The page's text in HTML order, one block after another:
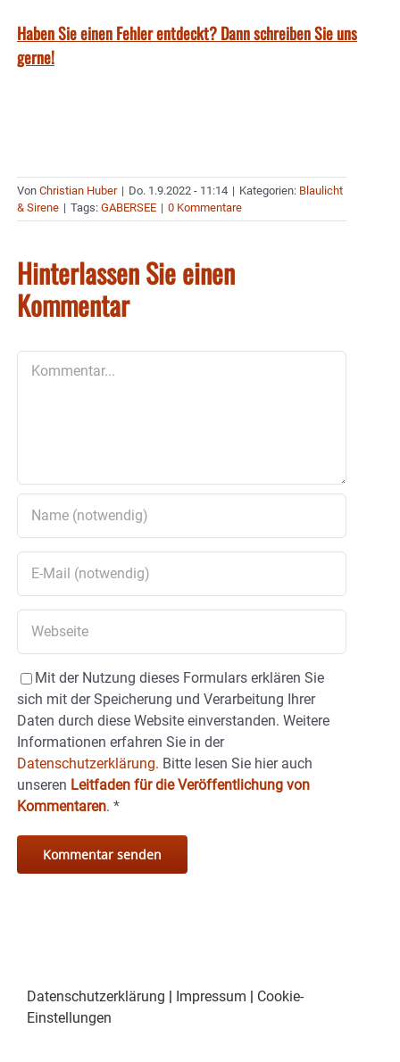
Haben Sie einen Fehler entdeckt? Dann schreiben Sie uns
gerne!
Von Christian Huber | Do. 1.9.2022 - 11:14 | Kategorien: Blaulicht
& Sirene | Tags: GABERSEE | 0 Kommentare
Hinterlassen Sie einen
Kommentar
Mit der Nutzung dieses Formulars erklären Sie
sich mit der Speicherung und Verarbeitung Ihrer
Daten durch diese Website einverstanden. Weitere
Informationen erfahren Sie in der
Datenschutzerklärung. Bitte lesen Sie hier auch
unseren Leitfaden für die Veröffentlichung von
Kommentaren. *
Datenschutzerklärung | Impressum | Cookie-
Einstellungen